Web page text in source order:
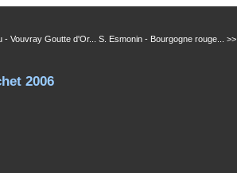
- Vouvray Goutte d'Or... S. Esmonin - Bourgogne rouge... >>
2006